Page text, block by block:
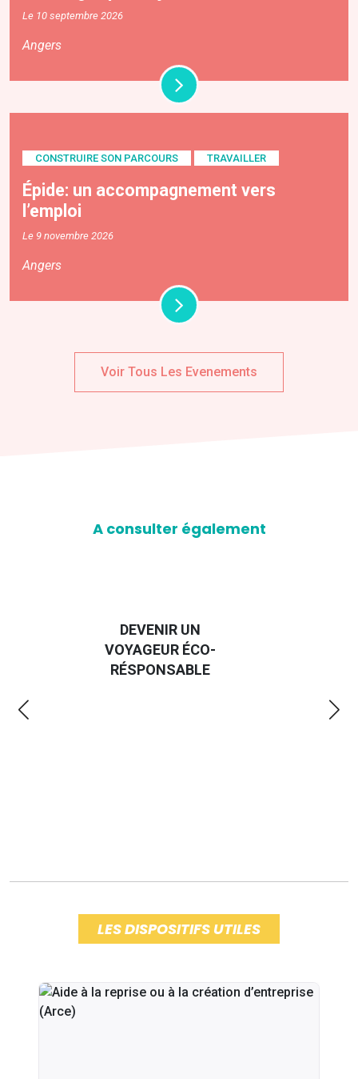
Le 10 septembre 2026
Angers
CONSTRUIRE SON PARCOURS TRAVAILLER
Épide: un accompagnement vers
l’emploi
Le 9 novembre 2026
Angers
Voir Tous Les Evenements
A consulter également
GUIDE DES
EMMERDES 2025
LES DISPOSITIFS UTILES